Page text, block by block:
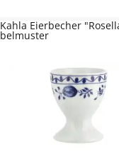
Kahla Eierbecher
belmuster